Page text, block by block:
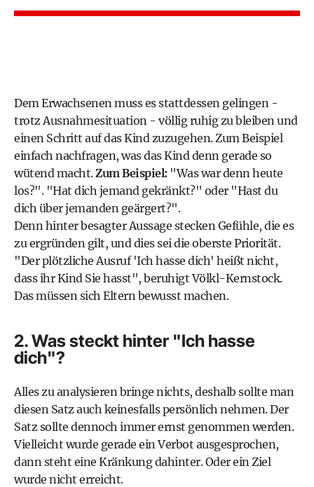
Dem Erwachsenen muss es stattdessen gelingen -
trotz Ausnahmesituation - völlig ruhig zu bleiben und
einen Schritt auf das Kind zuzugehen. Zum Beispiel
einfach nachfragen, was das Kind denn gerade so
wütend macht.Zum Beispiel: "Was war denn heute
los?". "Hat dich jemand gekränkt?" oder "Hast du
dich über jemanden geärgert?".
Denn hinter besagter Aussage stecken Gefühle, die es
zu ergründen gilt, und dies sei die oberste Priorität.
"Der plötzliche Ausruf 'Ich hasse dich' heißt nicht,
dass ihr Kind Sie hasst", beruhigt Völkl-Kernstock.
Das müssen sich Eltern bewusst machen.
2. Was steckt hinter "Ich hasse
dich"?
Alles zu analysieren bringe nichts, deshalb sollte man
diesen Satz auch keinesfalls persönlich nehmen. Der
Satz sollte dennoch immer ernst genommen werden.
Vielleicht wurde gerade ein Verbot ausgesprochen,
dann steht eine Kränkung dahinter. Oder ein Ziel
wurde nicht erreicht.